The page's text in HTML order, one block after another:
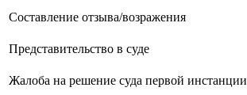
Составление отзыва/возражения
Представительство в суде
Жалоба на решение суда первой инстанции